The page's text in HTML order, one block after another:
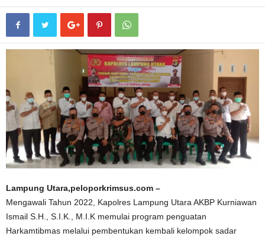
Lampung Utara,peloporkrimsus.com –
Mengawali Tahun 2022, Kapolres Lampung Utara AKBP Kurniawan
Ismail S.H., S.I.K., M.I.K memulai program penguatan
Harkamtibmas melalui pembentukan kembali kelompok sadar